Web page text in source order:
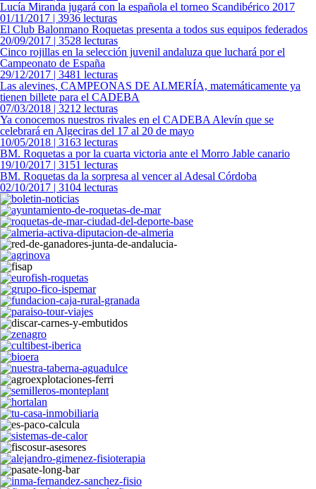
Lucía Miranda jugará con la española el torneo Scandibérico 2017
01/11/2017 | 3936 lecturas
El Club Balonmano Roquetas presenta a todos sus equipos federados
20/09/2017 | 3528 lecturas
Cinco rojillas en la selección juvenil andaluza que luchará por el
Campeonato de España
29/12/2017 | 3481 lecturas
Las alevines, CAMPEONAS DE ALMERÍA, matemáticamente ya
tienen billete para el CADEBA
07/03/2018 | 3212 lecturas
Ya conocemos nuestros rivales en el CADEBA Alevín que se
celebrará en Algeciras del 17 al 20 de mayo
10/05/2018 | 3163 lecturas
BM. Roquetas a por la cuarta victoria ante el Morro Jable canario
19/10/2017 | 3151 lecturas
BM. Roquetas da la sorpresa al vencer al Adesal Córdoba
02/10/2017 | 3104 lecturas